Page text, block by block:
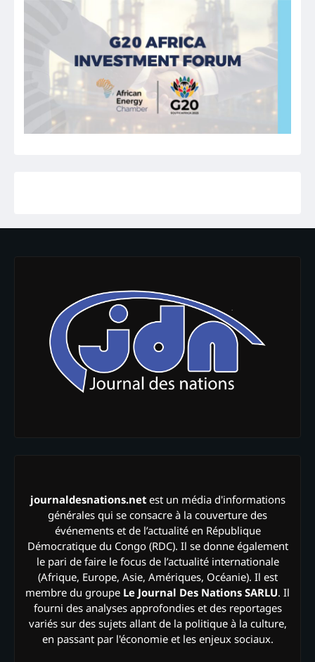
journaldesnations.netest un média d'informations
générales qui se consacre à la couverture des
événements et de l’actualité en République
Démocratique du Congo (RDC). Il se donne également
le pari de faire le focus de l’actualité internationale
(Afrique, Europe, Asie, Amériques, Océanie). Il est
membre du groupe Le Journal Des Nations SARLU. Il
fourni des analyses approfondies et des reportages
variés sur des sujets allant de la politique à la culture,
en passant par l'économie et les enjeux sociaux.